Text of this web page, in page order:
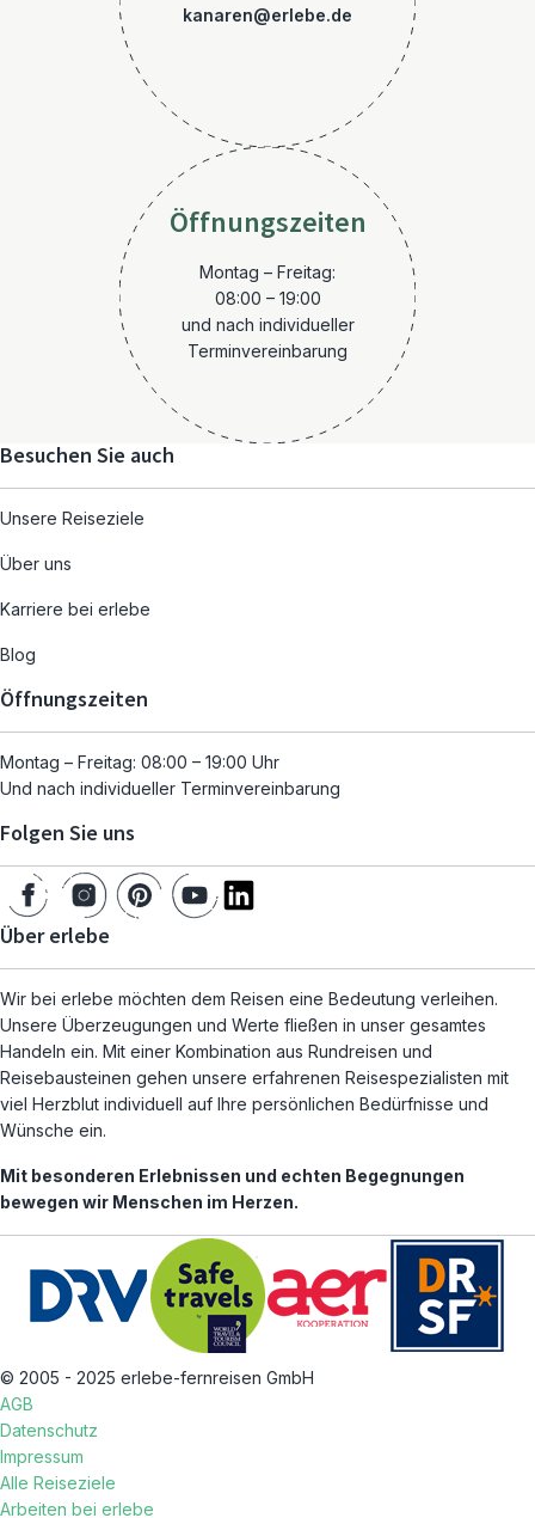
kanaren@erlebe.de
Öffnungszeiten
Montag – Freitag:
08:00 – 19:00
und nach individueller
Terminvereinbarung
Besuchen Sie auch
Unsere Reiseziele
Über uns
Karriere bei erlebe
Blog
Öffnungszeiten
Montag – Freitag: 08:00 – 19:00 Uhr
Und nach individueller Terminvereinbarung
Folgen Sie uns
Über erlebe
Wir bei erlebe möchten dem Reisen eine Bedeutung verleihen.
Unsere Überzeugungen und Werte fließen in unser gesamtes
Handeln ein. Mit einer Kombination aus Rundreisen und
Reisebausteinen gehen unsere erfahrenen Reisespezialisten mit
viel Herzblut individuell auf Ihre persönlichen Bedürfnisse und
Wünsche ein.
Mit besonderen Erlebnissen und echten Begegnungen
bewegen wir Menschen im Herzen.
© 2005 - 2025 erlebe-fernreisen GmbH
AGB
Datenschutz
Impressum
Alle Reiseziele
Arbeiten bei erlebe